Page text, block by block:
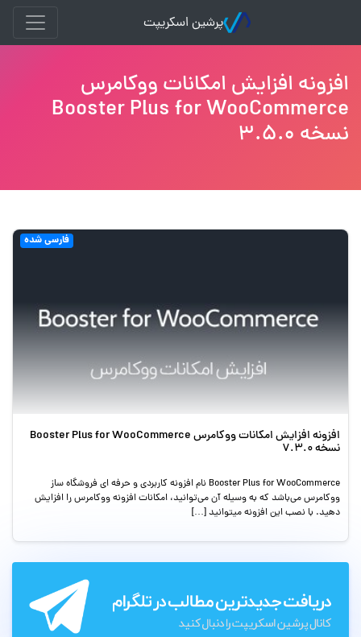
پرشین اسکریپت
افزونه افزایش امکانات ووکامرس
Booster Plus for WooCommerce
نسخه 3.5.0
فارسی شده
افزونه افزایش امکانات ووکامرس Booster Plus for WooCommerce
نسخه 7.3.0
Booster Plus for WooCommerce نام افزونه کاربردی و حرفه ای فروشگاه ساز
ووکامرس می‌باشد که به وسیله آن می‌توانید، امکانات افزونه ووکامرس را افزایش
دهید. با نصب این افزونه میتوانید […]